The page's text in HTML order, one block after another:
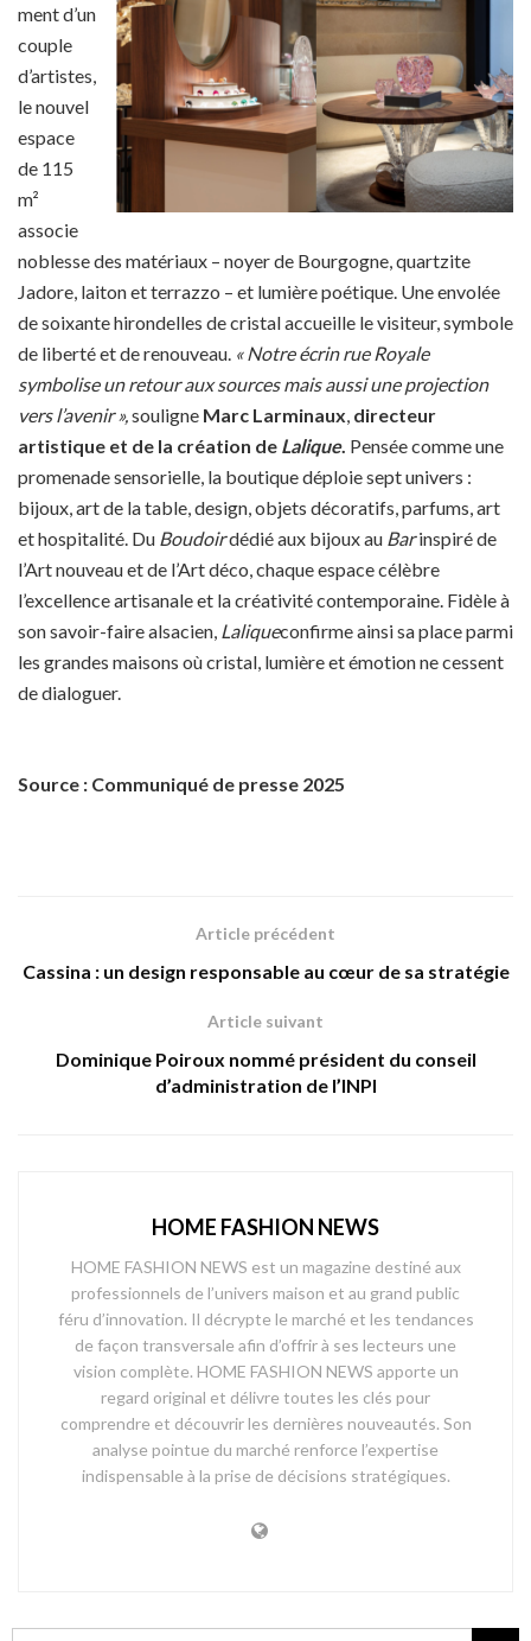
ment d’un
couple
d’artistes,
le nouvel
espace
de 115
m²
associe
noblesse des matériaux – noyer de Bourgogne, quartzite
Jadore, laiton et terrazzo – et lumière poétique. Une envolée
de soixante hirondelles de cristal accueille le visiteur, symbole
de liberté et de renouveau. « Notre écrin rue Royale
symbolise un retour aux sources mais aussi une projection
vers l’avenir »,souligne Marc Larminaux, directeur
artistique et de la création de Lalique. Pensée comme une
promenade sensorielle, la boutique déploie sept univers :
bijoux, art de la table, design, objets décoratifs, parfums, art
et hospitalité. Du Boudoirdédié aux bijoux au Barinspiré de
l’Art nouveau et de l’Art déco, chaque espace célèbre
l’excellence artisanale et la créativité contemporaine. Fidèle à
son savoir-faire alsacien, Laliqueconfirme ainsi sa place parmi
les grandes maisons où cristal, lumière et émotion ne cessent
de dialoguer.
Source : Communiqué de presse 2025
Article précédent
Cassina : un design responsable au cœur de sa stratégie
Article suivant
Dominique Poiroux nommé président du conseil
d’administration de l’INPI
HOME FASHION NEWS
HOME FASHION NEWS est un magazine destiné aux
professionnels de l’univers maison et au grand public
féru d’innovation. Il décrypte le marché et les tendances
de façon transversale afin d’offrir à ses lecteurs une
vision complète. HOME FASHION NEWS apporte un
regard original et délivre toutes les clés pour
comprendre et découvrir les dernières nouveautés. Son
analyse pointue du marché renforce l’expertise
indispensable à la prise de décisions stratégiques.